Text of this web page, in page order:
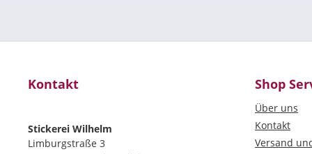
Kontakt
Stickerei Wilhelm
Limburgstraße 3
Shop
Über uns
Kontakt
Versand